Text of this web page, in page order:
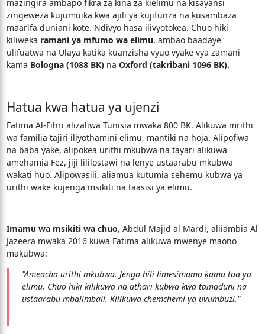
mazingira ambapo fikra za kina za kielimu na kisayansi
zingeweza kujumuika kwa ajili ya kujifunza na kusambaza
maarifa duniani kote. Ndivyo hasa ilivyotokea. Chuo hiki
kiliweka ramani ya mfumo wa elimu, ambao baadaye
ulifuatwa na Ulaya katika kuanzisha vyuo vyake vya zamani
kama Bologna (1088 BK)na Oxford (takribani 1096 BK).
Hatua kwa hatua ya ujenzi
Fatima Al-Fihri alizaliwa Tunisia mwaka 800 BK. Alikuwa mrithi
wa familia tajiri iliyothamini elimu, mantiki na hoja. Alipofiwa
na baba yake, alipokea urithi mkubwa na tayari alikuwa
amehamia Fez, jiji lililostawi na lenye ustaarabu mkubwa
wakati huo. Alipowasili, aliamua kutumia sehemu kubwa ya
urithi wake kujenga msikiti na taasisi ya elimu.
Imamu wa msikiti wa chuo, Abdul Majid al Mardi, aliiambia Al
Jazeera mwaka 2016 kuwa Fatima alikuwa mwenye maono
makubwa:
"Ameacha urithi mkubwa. Jengo hili limesimama kama taa ya
elimu. Chuo hiki kilikuwa na athari kubwa kwa tamaduni na
ustaarabu mbalimbali. Kilikuwa chemchemi ya uvumbuzi."